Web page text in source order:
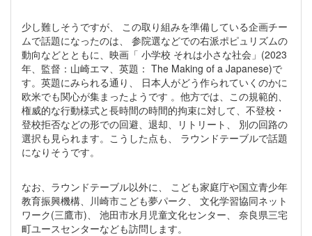
少し難しそうですが、 この取り組みを準備している企画チー
ムで話題になったのは、 参院選などでの右派ポピュリズムの
動向などとともに、映画「 小学校 それは小さな社会」(2023
年、監督：山崎エマ、英題： The Making of a Japanese)で
す。英題にみられる通り、 日本人がどう作られていくのかに
欧米でも関心が集まったようです 。他方では、この規範的、
権威的な行動様式と長時間の時間的拘束に対して、不登校・
登校拒否などの形での回避、退却、リトリート、 別の回路の
選択も見られます。こうした点も、 ラウンドテーブルで話題
になりそうです。
なお、ラウンドテーブル以外に、 こども家庭庁や国立青少年
教育振興機構、川崎市こども夢パーク、 文化学習協同ネット
ワーク(三鷹市)、 池田市水月児童文化センター、 奈良県三宅
町ユースセンターなども訪問します。